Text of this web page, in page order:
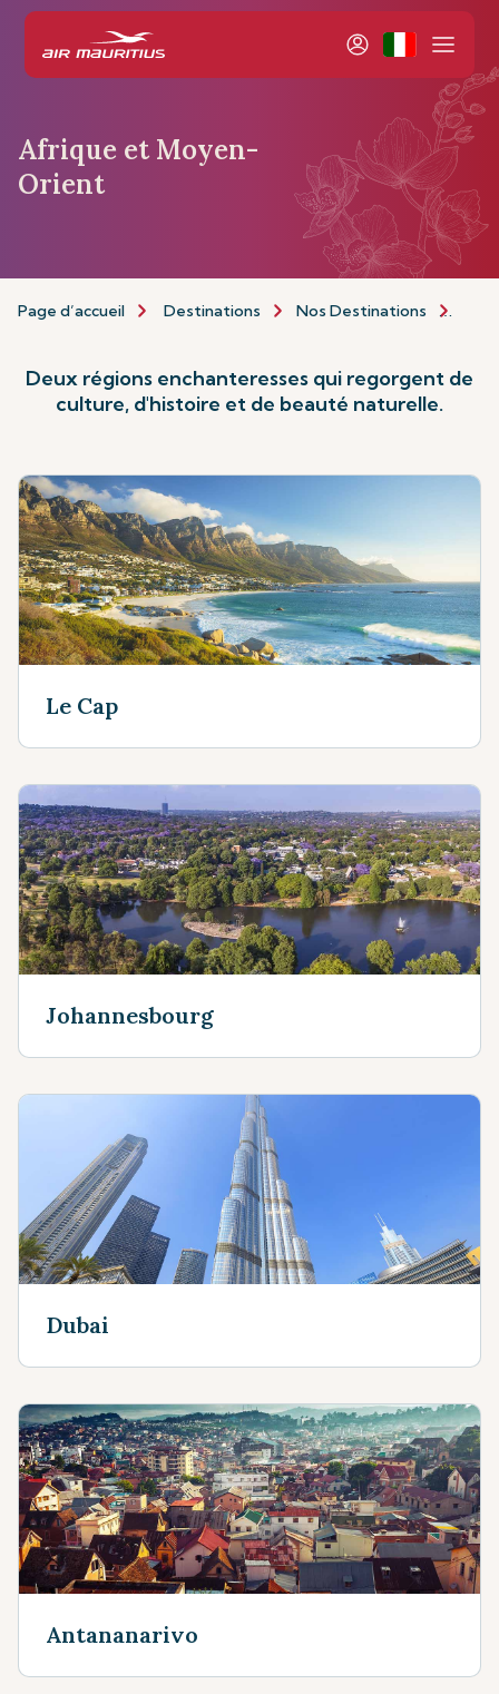
Afrique et Moyen-
Orient
Page d’accueil Destinations Nos Destinations
Deux régions enchanteresses qui regorgent de
culture, d'histoire et de beauté naturelle.
Le Cap
Johannesbourg
Dubai
Antananarivo